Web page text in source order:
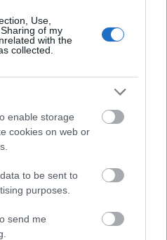
Use,
of my
with the
collected.
enable storage
cookies on web or
to be sent to
purposes.
send me
για ομόφυλα
αν ήμουν ο
ότι θα καταψηφίσει το
συνολικά την τεκνοθεσία,